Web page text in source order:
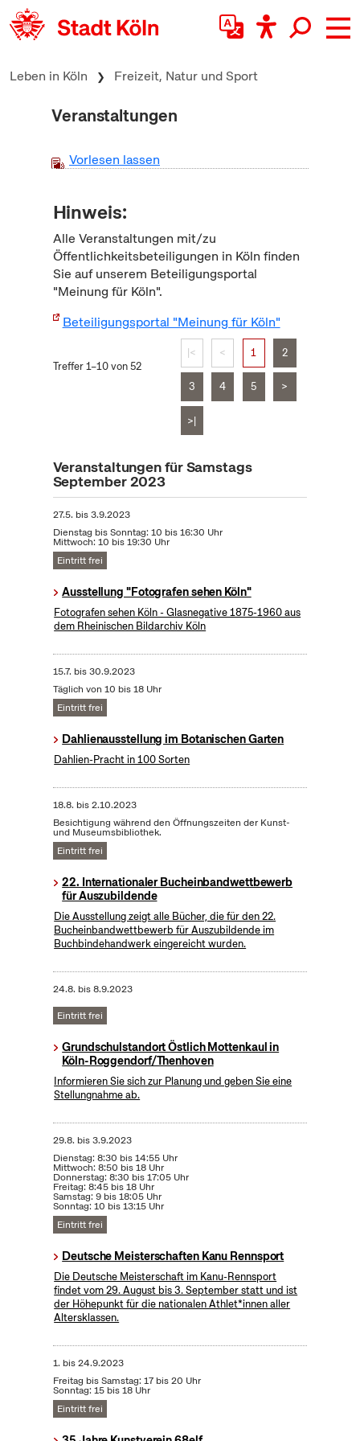
zum Inhalt springen
Leben in Köln Freizeit, Natur und Sport
Veranstaltungen
Vorlesen lassen
Hinweis:
Alle Veranstaltungen mit/zu
Öffentlichkeitsbeteiligungen in Köln finden
Sie auf unserem Beteiligungsportal
"Meinung für Köln".
Beteiligungsportal "Meinung für Köln"
Treffer 1–10 von 52
|< < 1 2
3 4 5 >
>|
Veranstaltungen für Samstags
September 2023
27.5. bis3.9.2023
Dienstag bis Sonntag: 10 bis 16:30 Uhr
Mittwoch: 10 bis 19:30 Uhr
Eintritt frei
Ausstellung "Fotografen sehen Köln"
Fotografen sehen Köln - Glasnegative 1875-1960 aus
dem Rheinischen Bildarchiv Köln
15.7. bis30.9.2023
Täglich von 10 bis 18 Uhr
Eintritt frei
Dahlienausstellung im Botanischen Garten
Dahlien-Pracht in 100 Sorten
18.8. bis2.10.2023
Besichtigung während den Öffnungszeiten der Kunst-
und Museumsbibliothek.
Eintritt frei
22. Internationaler Bucheinbandwettbewerb
für Auszubildende
Die Ausstellung zeigt alle Bücher, die für den 22.
Bucheinbandwettbewerb für Auszubildende im
Buchbindehandwerk eingereicht wurden.
24.8. bis8.9.2023
Eintritt frei
Grundschulstandort Östlich Mottenkaul in
Köln-Roggendorf/Thenhoven
Informieren Sie sich zur Planung und geben Sie eine
Stellungnahme ab.
29.8. bis3.9.2023
Dienstag: 8:30 bis 14:55 Uhr
Mittwoch: 8:50 bis 18 Uhr
Donnerstag: 8:30 bis 17:05 Uhr
Freitag: 8:45 bis 18 Uhr
Samstag: 9 bis 18:05 Uhr
Sonntag: 10 bis 13:15 Uhr
Eintritt frei
Deutsche Meisterschaften Kanu Rennsport
Die Deutsche Meisterschaft im Kanu-Rennsport
findet vom 29. August bis 3. September statt und ist
der Höhepunkt für die nationalen Athlet*innen aller
Altersklassen.
1. bis24.9.2023
Freitag bis Samstag: 17 bis 20 Uhr
Sonntag: 15 bis 18 Uhr
Eintritt frei